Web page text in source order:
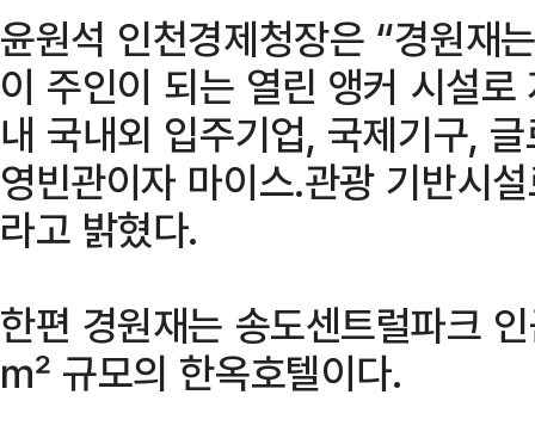
윤원석 인천경제청장은 “경원재
이 주인이 되는 열린 앵커 시설
내 국내외 입주기업, 국제기구,
영빈관이자 마이스․관광 기반시
라고 밝혔다.
한편 경원재는 송도센트럴파크
㎡ 규모의 한옥호텔이다.